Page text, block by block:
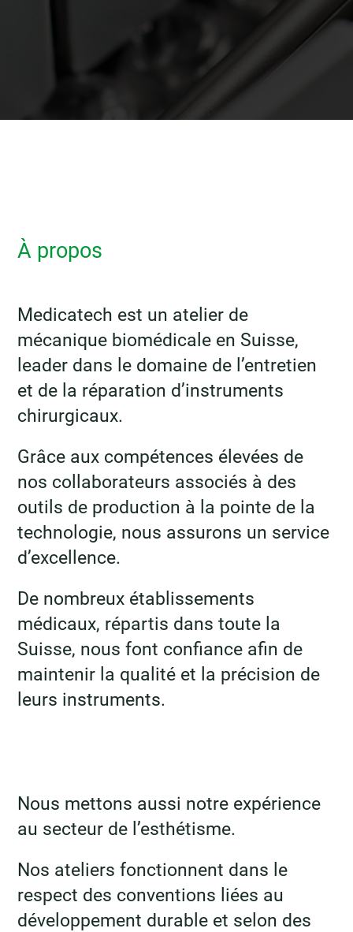
À propos
Medicatech est un atelier de
mécanique biomédicale en Suisse,
leader dans le domaine de l’entretien
et de la réparation d’instruments
chirurgicaux.
Grâce aux compétences élevées de
nos collaborateurs associés à des
outils de production à la pointe de la
technologie, nous assurons un service
d’excellence.
De nombreux établissements
médicaux, répartis dans toute la
Suisse, nous font confiance afin de
maintenir la qualité et la précision de
leurs instruments.
Nous mettons aussi notre expérience
au secteur de l’esthétisme.
Nos ateliers fonctionnent dans le
respect des conventions liées au
développement durable et selon des